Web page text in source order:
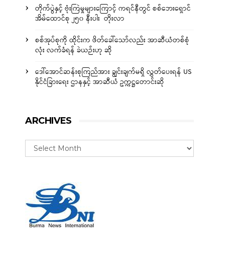
တိုက်ပွဲနှင့် ဗုံးကြဲမှုများကြောင့် ကရင်နီတွင် စစ်ဘေးရှောင်
အိမ်ထောင်စု ၂၅၀ နီးပါး တိုးလာ
စစ်အုပ်စုကို ထိုင်းက ဖိတ်ခေါ်သော်လည်း အာဆီယံတစ်စုံ
လုံး လက်ခံရန် ခဲယဉ်းဟု ဆို
ဒေါ်အောင်ဆန်းစုကြည်အား ချွင်းချက်မရှိ လွှတ်ပေးရန် US
နိုင်ငံခြားရေး ဌာနနှင့် အာဆီယံ ဥက္ကဋ္ဌတောင်းဆို
ARCHIVES